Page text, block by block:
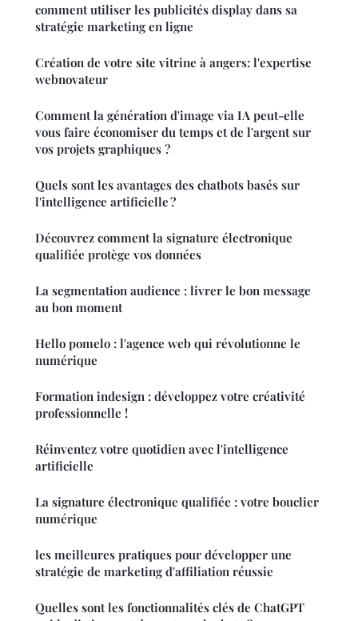
comment utiliser les publicités display dans sa
stratégie marketing en ligne
Création de votre site vitrine à angers: l'expertise
webnovateur
Comment la génération d'image via IA peut-elle
vous faire économiser du temps et de l'argent sur
vos projets graphiques ?
Quels sont les avantages des chatbots basés sur
l'intelligence artificielle ?
Découvrez comment la signature électronique
qualifiée protège vos données
La segmentation audience : livrer le bon message
au bon moment
Hello pomelo : l'agence web qui révolutionne le
numérique
Formation indesign : développez votre créativité
professionnelle !
Réinventez votre quotidien avec l'intelligence
artificielle
La signature électronique qualifiée : votre bouclier
numérique
les meilleures pratiques pour développer une
stratégie de marketing d'affiliation réussie
Quelles sont les fonctionnalités clés de ChatGPT